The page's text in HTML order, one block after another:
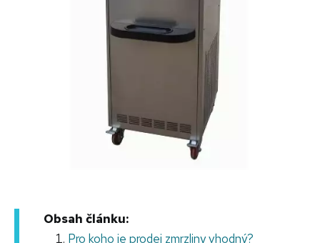
Obsah článku:
Pro koho je prodej zmrzliny vhodný?